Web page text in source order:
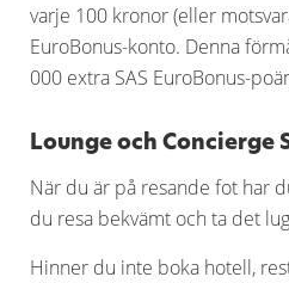
varje 100 kronor (eller
EuroBonus-konto. Denna
000 extra SAS EuroBonus-
Lounge och Concierge
När du är på resande fot har
du resa bekvämt och ta det
Hinner du inte boka hotell,